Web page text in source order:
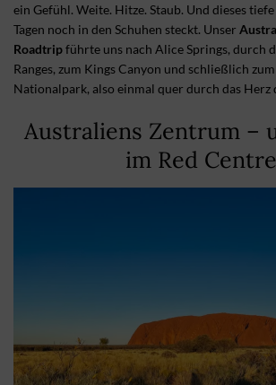
ein Gefühl. Weite. Hitze. Staub. Und dieses
Tagen noch in den Schuhen steckt. Unser
Roadtripführte uns nach Alice Springs, durch
Ranges, zum Kings Canyon und schließlich
Nationalpark, also einmal quer durch das Herz
Australiens Zentrum –
im Red Centre